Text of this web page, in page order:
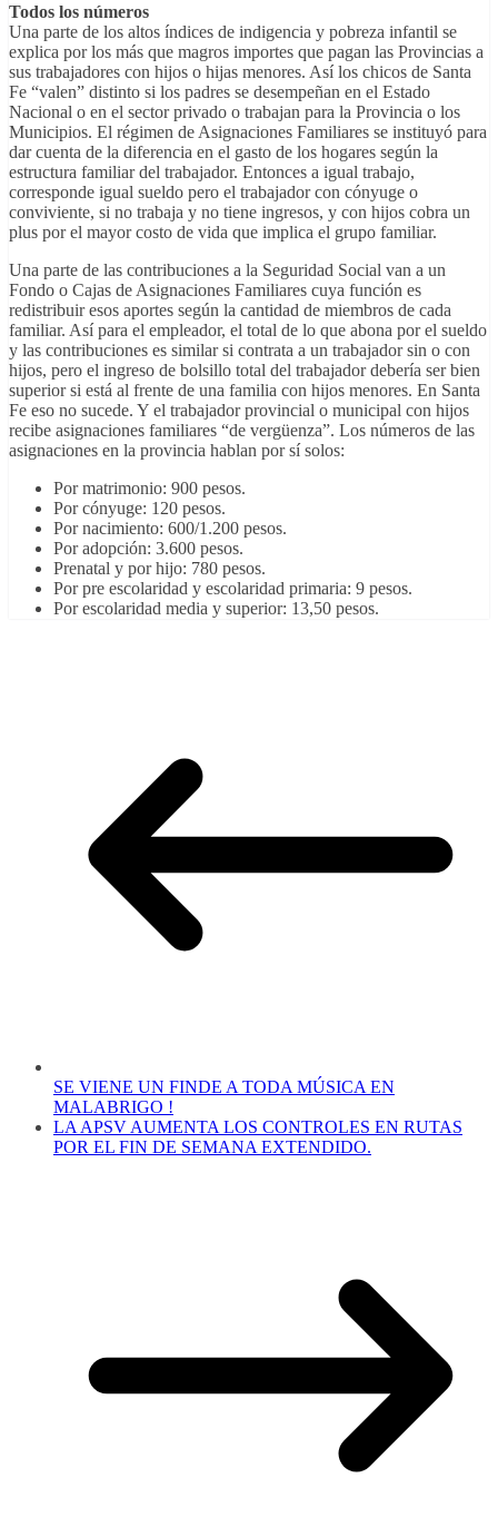
Todos los números
Una parte de los altos índices de indigencia y pobreza infantil se
explica por los más que magros importes que pagan las Provincias a
sus trabajadores con hijos o hijas menores. Así los chicos de Santa
Fe “valen” distinto si los padres se desempeñan en el Estado
Nacional o en el sector privado o trabajan para la Provincia o los
Municipios. El régimen de Asignaciones Familiares se instituyó para
dar cuenta de la diferencia en el gasto de los hogares según la
estructura familiar del trabajador. Entonces a igual trabajo,
corresponde igual sueldo pero el trabajador con cónyuge o
conviviente, si no trabaja y no tiene ingresos, y con hijos cobra un
plus por el mayor costo de vida que implica el grupo familiar.
Una parte de las contribuciones a la Seguridad Social van a un
Fondo o Cajas de Asignaciones Familiares cuya función es
redistribuir esos aportes según la cantidad de miembros de cada
familiar. Así para el empleador, el total de lo que abona por el sueldo
y las contribuciones es similar si contrata a un trabajador sin o con
hijos, pero el ingreso de bolsillo total del trabajador debería ser bien
superior si está al frente de una familia con hijos menores. En Santa
Fe eso no sucede. Y el trabajador provincial o municipal con hijos
recibe asignaciones familiares “de vergüenza”. Los números de las
asignaciones en la provincia hablan por sí solos:
Por matrimonio: 900 pesos.
Por cónyuge: 120 pesos.
Por nacimiento: 600/1.200 pesos.
Por adopción: 3.600 pesos.
Prenatal y por hijo: 780 pesos.
Por pre escolaridad y escolaridad primaria: 9 pesos.
Por escolaridad media y superior: 13,50 pesos.
SE VIENE UN FINDE A TODA MÚSICA EN
MALABRIGO !
LA APSV AUMENTA LOS CONTROLES EN RUTAS
POR EL FIN DE SEMANA EXTENDIDO.